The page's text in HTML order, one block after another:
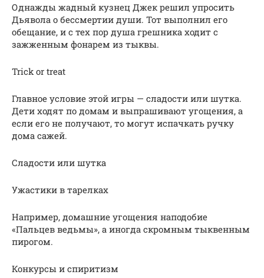
Однажды жадный кузнец Джек решил упросить
Дьявола о бессмертии души. Тот выполнил его
обещание, и с тех пор душа грешника ходит с
зажженным фонарем из тыквы.
Trick or treat
Главное условие этой игры — сладости или шутка.
Дети ходят по домам и выпрашивают угощения, а
если его не получают, то могут испачкать ручку
дома сажей.
Сладости или шутка
Ужастики в тарелках
Например, домашние угощения наподобие
«Пальцев ведьмы», а иногда скромным тыквенным
пирогом.
Конкурсы и спиритизм